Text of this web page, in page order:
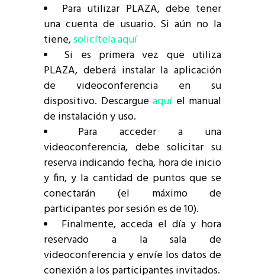
Para utilizar PLAZA, debe tener
una cuenta de usuario. Si aún no la
tiene,solicítela aquí
Si es primera vez que utiliza
PLAZA, deberá instalar la aplicación
de videoconferencia en su
dispositivo. Descargue aquí el manual
de instalación y uso.
Para acceder a una
videoconferencia, debe solicitar su
reserva indicando fecha, hora de inicio
y fin, y la cantidad de puntos que se
conectarán (el máximo de
participantes por sesión es de 10).
Finalmente, acceda el día y hora
reservado a la sala de
videoconferencia y envíe los datos de
conexión a los participantes invitados.